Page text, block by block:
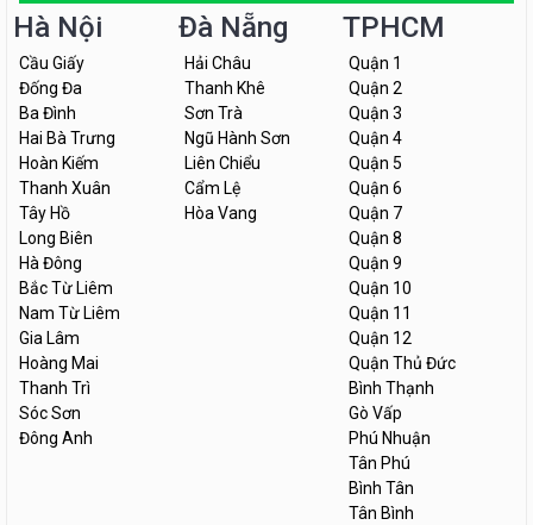
Hà Nội
Cầu Giấy
Đống Đa
Ba Đình
Hai Bà Trưng
Hoàn Kiếm
Thanh Xuân
Tây Hồ
Long Biên
Hà Đông
Bắc Từ Liêm
Nam Từ Liêm
Gia Lâm
Hoàng Mai
Thanh Trì
Sóc Sơn
Đông Anh
Đà Nẵng
Hải Châu
Thanh Khê
Sơn Trà
Ngũ Hành Sơn
Liên Chiểu
Cẩm Lệ
Hòa Vang
TPHCM
Quận 1
Quận 2
Quận 3
Quận 4
Quận 5
Quận 6
Quận 7
Quận 8
Quận 9
Quận 10
Quận 11
Quận 12
Quận Thủ Đức
Bình Thạnh
Gò Vấp
Phú Nhuận
Tân Phú
Bình Tân
Tân Bình